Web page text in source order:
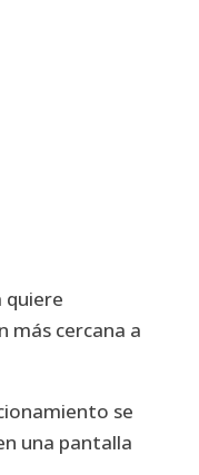
quiere
más cercana a
se
una pantalla